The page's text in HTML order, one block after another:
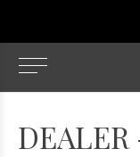
DEALER